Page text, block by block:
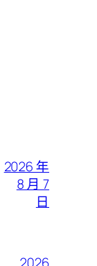
2026 年
8 月 7
日
2026